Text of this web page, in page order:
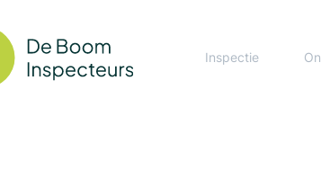
Inspectie